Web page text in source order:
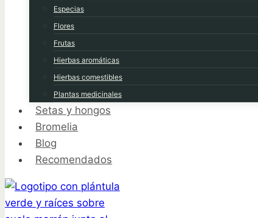
Especias
Flores
Frutas
Hierbas aromáticas
Hierbas comestibles
Plantas medicinales
Setas y hongos
Bromelia
Blog
Recomendados